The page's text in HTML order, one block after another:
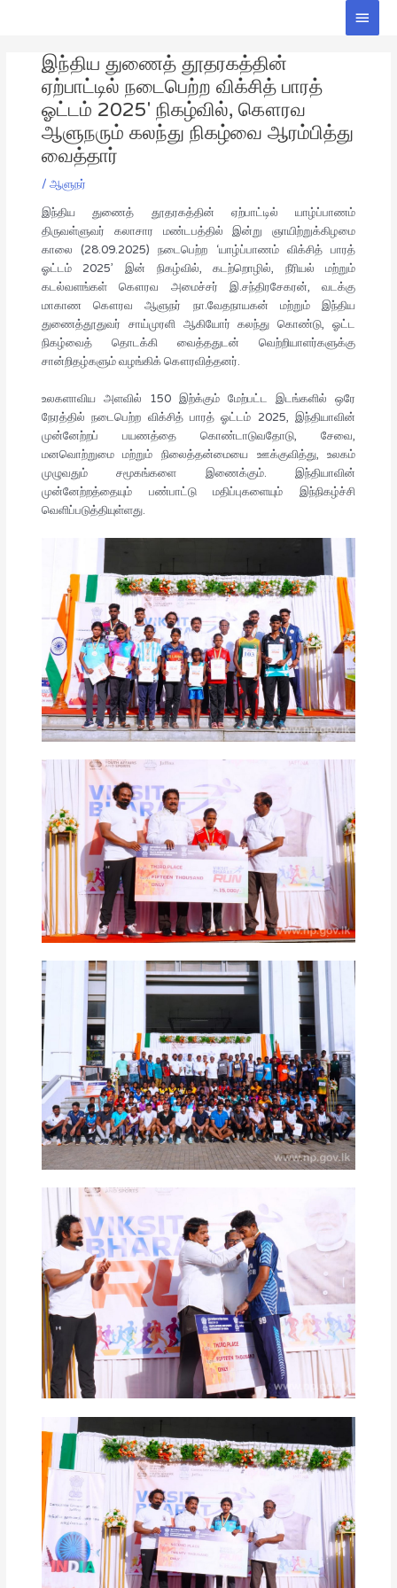
Main
இந்திய துணைத் தூதரகத்தின்
ஏற்பாட்டில் நடைபெற்ற விக்சித் பாரத்
ஓட்டம் 2025′ நிகழ்வில், கௌரவ
ஆளுநரும் கலந்து நிகழ்வை ஆரம்பித்து
வைத்தார்
/ ஆளுநர்
இந்திய துணைத் தூதரகத்தின் ஏற்பாட்டில் யாழ்ப்பாணம்
திருவள்ளுவர் கலாசார மண்டபத்தில் இன்று ஞாயிற்றுக்கிழமை
காலை (28.09.2025) நடைபெற்ற ‘யாழ்ப்பாணம் விக்சித் பாரத்
ஓட்டம் 2025’ இன் நிகழ்வில், கடற்றொழில், நீரியல் மற்றும்
கடல்வளங்கள் கௌரவ அமைச்சர் இ.சந்திரசேகரன், வடக்கு
மாகாண கௌரவ ஆளுநர் நா.வேதநாயகன் மற்றும் இந்திய
துணைத்தூதுவர் சாய்முரளி ஆகியோர் கலந்து கொண்டு, ஓட்ட
நிகழ்வைத் தொடக்கி வைத்ததுடன் வெற்றியாளர்களுக்கு
சான்றிதழ்களும் வழங்கிக் கௌரவித்தனர்.
உலகளாவிய அளவில் 150 இற்க்கும் மேற்பட்ட இடங்களில் ஒரே
நேரத்தில் நடைபெற்ற விக்சித் பாரத் ஓட்டம் 2025, இந்தியாவின்
முன்னேற்றப் பயணத்தை கொண்டாடுவதோடு, சேவை,
மனவொற்றுமை மற்றும் நிலைத்தன்மையை ஊக்குவித்து, உலகம்
முழுவதும் சமூகங்களை இணைக்கும். இந்தியாவின்
முன்னேற்றத்தையும் பண்பாட்டு மதிப்புகளையும் இந்நிகழ்ச்சி
வெளிப்படுத்தியுள்ளது.
navigation